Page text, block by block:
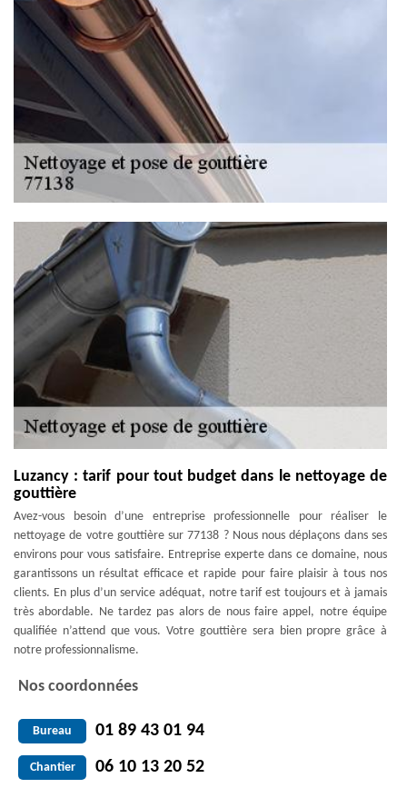
Luzancy : tarif pour tout budget dans le nettoyage de
gouttière
Avez-vous besoin d’une entreprise professionnelle pour réaliser le
nettoyage de votre gouttière sur 77138 ? Nous nous déplaçons dans ses
environs pour vous satisfaire. Entreprise experte dans ce domaine, nous
garantissons un résultat efficace et rapide pour faire plaisir à tous nos
clients. En plus d’un service adéquat, notre tarif est toujours et à jamais
très abordable. Ne tardez pas alors de nous faire appel, notre équipe
qualifiée n’attend que vous. Votre gouttière sera bien propre grâce à
notre professionnalisme.
Nos coordonnées
Bureau 01 89 43 01 94
Chantier 06 10 13 20 52